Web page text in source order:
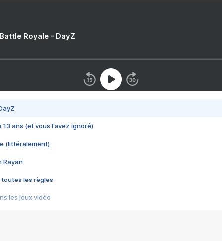
Royale - DayZ
13 ans (et vous l'avez ignoré)
(littéralement)
Rayan
toutes les règles
les jeux vidéo